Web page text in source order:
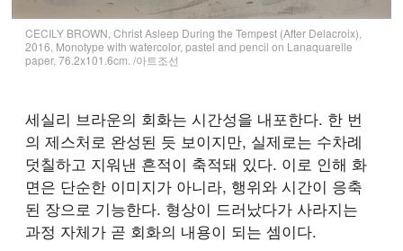
CECILY BROWN, Christ Asleep During the Tempest (After Delacroix),
2016, Monotype with watercolor, pastel and pencil on Lanaquarelle
paper, 76.2x101.6cm. /아트조선
세실리 브라운의 회화는 시간성을 내포한다. 한 번
의 제스처로 완성된 듯 보이지만, 실제로는 수차례
덧칠하고 지워낸 흔적이 축적돼 있다. 이로 인해 화
면은 단순한 이미지가 아니라, 행위와 시간이 응축
된 장으로 기능한다. 형상이 드러났다가 사라지는
과정 자체가 곧 회화의 내용이 되는 셈이다.